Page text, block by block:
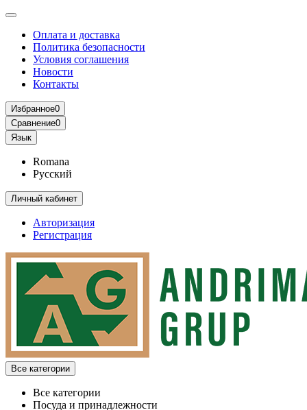
Оплата и доставка
Политика безопасности
Условия соглашения
Новости
Контакты
Избранное0
Сравнение0
Язык
Romana
Русский
Личный кабинет
Авторизация
Регистрация
Все категории
Все категории
Посуда и принадлежности